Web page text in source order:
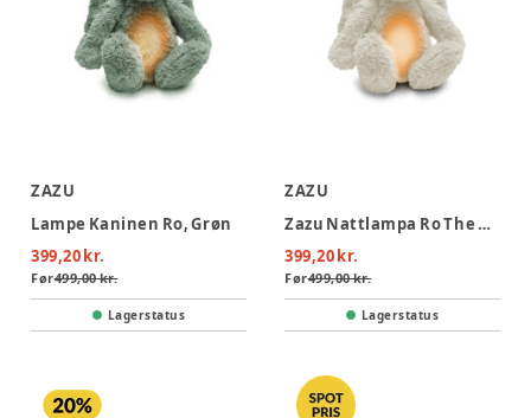
ZAZU
Lampe Kaninen Ro, Grøn
399,20 kr.
Før499,00 kr.
Lagerstatus
ZAZU
Zazu Nattlampa Ro The Rabbit
399,20 kr.
Før499,00 kr.
Lagerstatus